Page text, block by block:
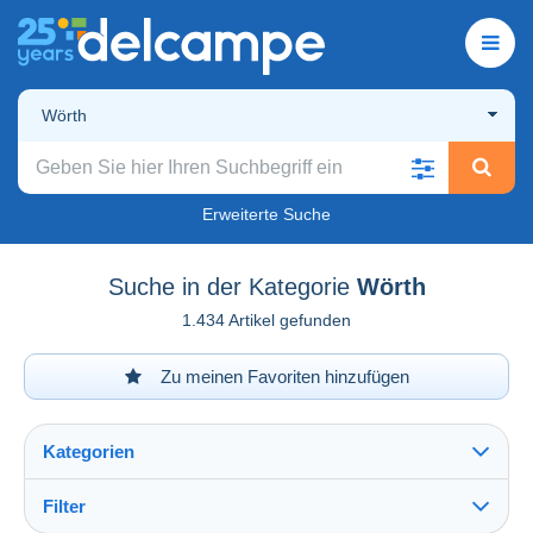
Wörth
Erweiterte Suche
Suche in der Kategorie Wörth
1.434 Artikel gefunden
Zu meinen Favoriten hinzufügen
Kategorien
Filter